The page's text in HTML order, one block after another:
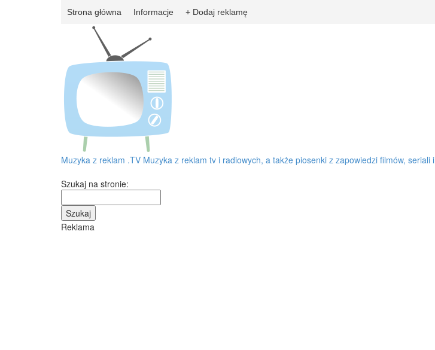
Strona główna Informacje + Dodaj reklamę
Muzyka z reklam .TV Muzyka z reklam tv i radiowych, a także piosenki z zapowiedzi filmów, seriali
Szukaj na stronie:
Reklama